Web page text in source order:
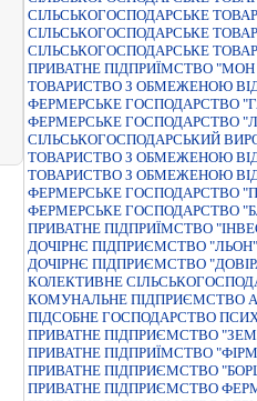
СІЛЬСЬКОГОСПОДАРСЬКЕ
СIЛЬСЬКОГОСПОДАРСЬКЕ
СIЛЬСЬКОГОСПОДАРСЬКЕ
ПРИВАТНЕ ПIДПРИЇМСТВО "МОН
ТОВАРИСТВО З ОБМЕЖЕНОЮ
ФЕРМЕРСЬКЕ ГОСПОДАРСТВО
ФЕРМЕРСЬКЕ ГОСПОДАРСТВО
СIЛЬСЬКОГОСПОДАРСЬКИЙ
ТОВАРИСТВО З ОБМЕЖЕНОЮ
ТОВАРИСТВО З ОБМЕЖЕНОЮ
ФЕРМЕРСЬКЕ ГОСПОДАРСТВО
ФЕРМЕРСЬКЕ ГОСПОДАРСТВО
ПРИВАТНЕ ПIДПРИЇМСТВО
ДОЧIРНЄ ПIДПРИЄМСТВО
ДОЧІРНЄ ПІДПРИЄМСТВО
КОЛЕКТИВНЕ
КОМУНАЛЬНЕ ПIДПРИЄМСТВО
ПІДСОБНЕ ГОСПОДАРСТВО
ПРИВАТНЕ ПIДПРИЄМСТВО
ПРИВАТНЕ ПIДПРИЇМСТВО
ПРИВАТНЕ ПІДПРИЄМСТВО
ПРИВАТНЕ ПІДПРИЄМСТВО